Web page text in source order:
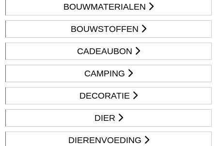
BOUWMATERIALEN
BOUWSTOFFEN
CADEAUBON
CAMPING
DECORATIE
DIER
DIERENVOEDING